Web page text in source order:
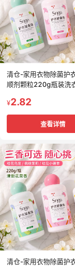
清仓-家用衣物除菌护
顺剂颗粒220g瓶装洗
¥2.82
查看详情
清仓-家用衣物除菌护